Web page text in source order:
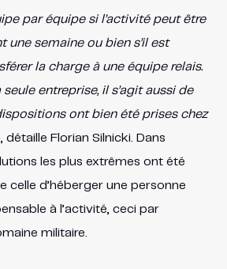
par équipe si l’activité peut être
une semaine ou bien s’il est
la charge à une équipe relais.
entreprise, il s’agit aussi de
ont bien été prises chez
détaille Florian Silnicki. Dans
les plus extrêmes ont été
celle d’héberger une personne
à l’activité, ceci par
militaire.